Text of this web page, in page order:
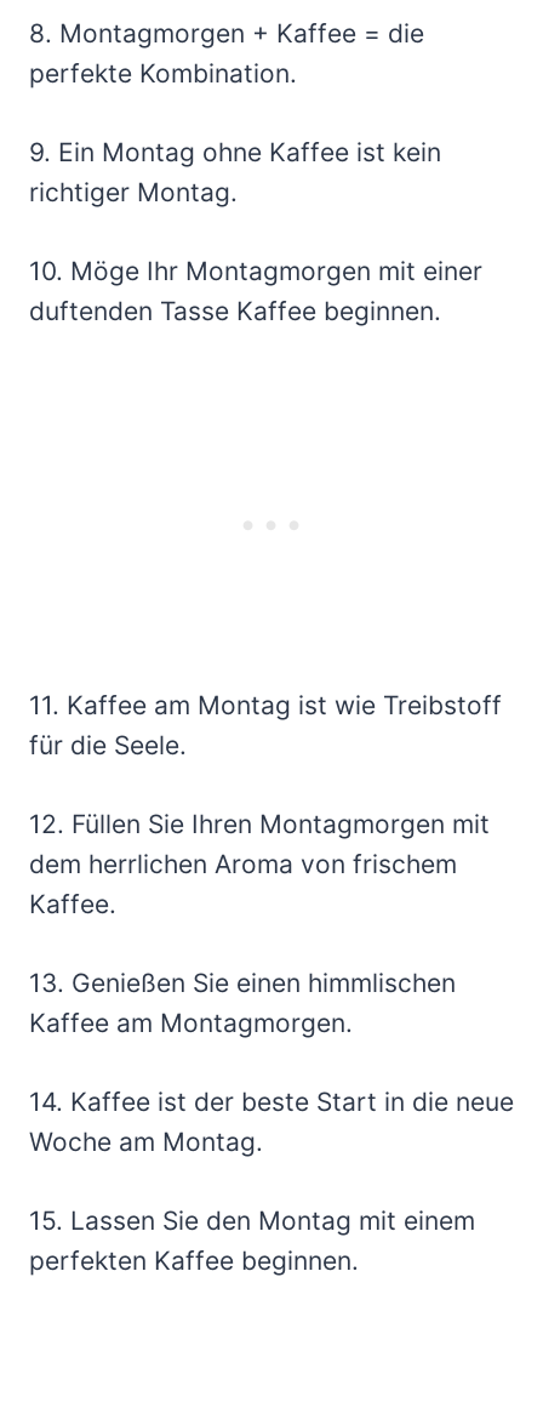
8. Montagmorgen + Kaffee = die
perfekte Kombination.
9. Ein Montag ohne Kaffee ist kein
richtiger Montag.
10. Möge Ihr Montagmorgen mit einer
duftenden Tasse Kaffee beginnen.
11. Kaffee am Montag ist wie Treibstoff
für die Seele.
12. Füllen Sie Ihren Montagmorgen mit
dem herrlichen Aroma von frischem
Kaffee.
13. Genießen Sie einen himmlischen
Kaffee am Montagmorgen.
14. Kaffee ist der beste Start in die neue
Woche am Montag.
15. Lassen Sie den Montag mit einem
perfekten Kaffee beginnen.